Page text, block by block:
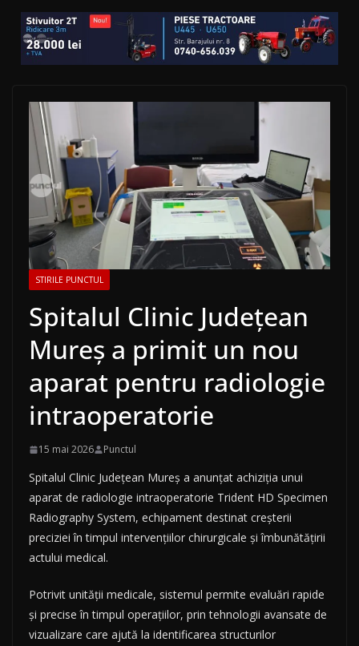
STIRILE PUNCTUL
Spitalul Clinic Județean
Mureș a primit un nou
aparat pentru radiologie
intraoperatorie
15 mai 2026 Punctul
Spitalul Clinic Județean Mureș a anunțat achiziția unui
aparat de radiologie intraoperatorie Trident HD Specimen
Radiography System, echipament destinat creșterii
preciziei în timpul intervențiilor chirurgicale și îmbunătățirii
actului medical.
Potrivit unității medicale, sistemul permite evaluări rapide
și precise în timpul operațiilor, prin tehnologii avansate de
vizualizare care ajută la identificarea structurilor